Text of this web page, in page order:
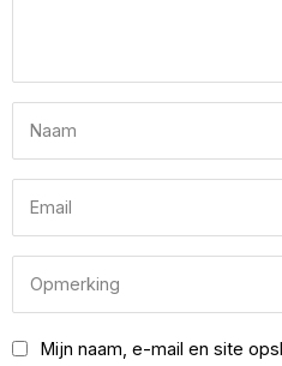
Mijn naam, e-mail en site